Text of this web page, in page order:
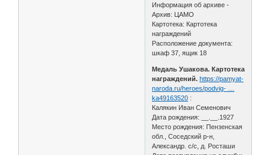
Информация об архиве -
Архив: ЦАМО
Картотека: Картотека
награждений
Расположение документа:
шкаф 37, ящик 18
Медаль Ушакова. Картотека
награждений. https://pamyat-
naroda.ru/heroes/podvig- …
ka49163520 :
Калякин Иван Семенович
Дата рождения: __.__.1927
Место рождения: Пензенская
обл., Соседский р-н,
Александр. с/с, д. Росташи